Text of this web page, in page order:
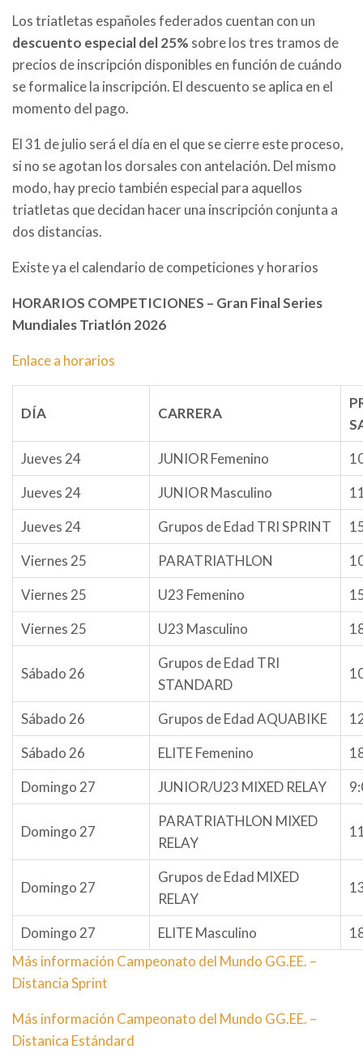
Los triatletas españoles federados cuentan con un
descuento especial del 25% sobre los tres tramos de
precios de inscripción disponibles en función de cuándo
se formalice la inscripción. El descuento se aplica en el
momento del pago.
El 31 de julio será el día en el que se cierre este proceso,
si no se agotan los dorsales con antelación. Del mismo
modo, hay precio también especial para aquellos
triatletas que decidan hacer una inscripción conjunta a
dos distancias.
Existe ya el calendario de competiciones y horarios
HORARIOS COMPETICIONES – Gran Final Series
Mundiales Triatlón 2026
Enlace a horarios
DÍA CARRERA
Jueves 24
JUNIOR Femenino
Jueves 24
JUNIOR Masculino
Jueves 24
Grupos de Edad TRI SPRINT
Viernes 25
PARATRIATHLON
Viernes 25
U23 Femenino
Viernes 25
U23 Masculino
Sábado 26
Grupos de Edad TRI
STANDARD
Sábado 26 Grupos de Edad AQUABIKE
Sábado 26
ELITE Femenino
Domingo 27
JUNIOR/U23 MIXED RELAY
Domingo 27
PARATRIATHLON MIXED
RELAY
Domingo 27
Grupos de Edad MIXED
RELAY
Domingo 27 ELITE Masculino
Más información Campeonato del Mundo GG.EE. –
Distancia Sprint
Más información Campeonato del Mundo GG.EE. –
Distanica Estándard